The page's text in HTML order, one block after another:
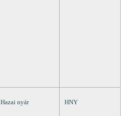
Hazai nyár
HNY